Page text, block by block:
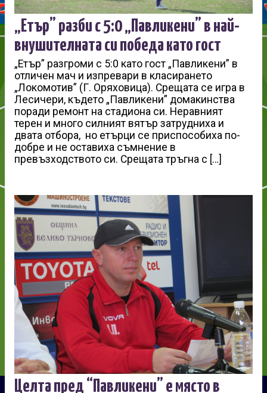
„Етър” разби с 5:0 „Павликени” в най-
внушителната си победа като гост
„Етър” разгроми с 5:0 като гост „Павликени” в
отличен мач и изпревари в класирането
„Локомотив” (Г. Оряховица). Срещата се игра в
Лесичери, където „Павликени” домакинства
поради ремонт на стадиона си. Неравният
терен и много силният вятър затрудниха и
двата отбора, но етърци се приспособиха по-
добре и не оставиха съмнение в
превъзходството си. Срещата тръгна с […]
Целта пред “Павликени” е място в